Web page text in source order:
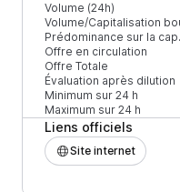
Volume (24h)
Volume/Capitalisation
Prédominance sur la
Offre en circulation
Offre Totale
Évaluation après dilution
Minimum sur 24 h
Maximum sur 24 h
Liens officiels
Site internet